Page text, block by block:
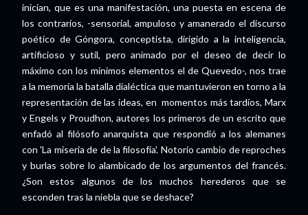
inician, que es una manifestación, una puesta en escena de
los contrarios, -sensorial, ampuloso y amanerado el discurso
poético de Góngora, conceptista, dirigido a la inteligencia,
artificioso y sutil, pero animado por el deseo de decir lo
máximo con los mínimos elementos el de Quevedo-, nos trae
a la memoria la batalla dialéctica que mantuvieron en torno a la
representación de las ideas, en momentos más tardíos, Marx
y Engels y Proudhon, autores los primeros de un escrito que
enfadó al filósofo anarquista que respondió a los alemanes
con 'La miseria de de la filosofía'. Notorio cambio de reproches
y burlas sobre lo alambicado de los argumentos del francés.
¿Son estos algunos de los muchos herederos que se
esconden tras la niebla que se deshace?